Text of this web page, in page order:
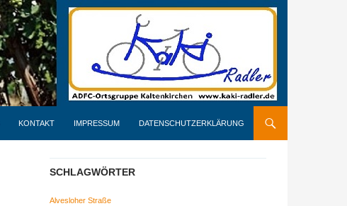
KONTAKT IMPRESSUM DATENSCHUTZERKLÄRUNG
SCHLAGWÖRTER
Alvesloher Straße